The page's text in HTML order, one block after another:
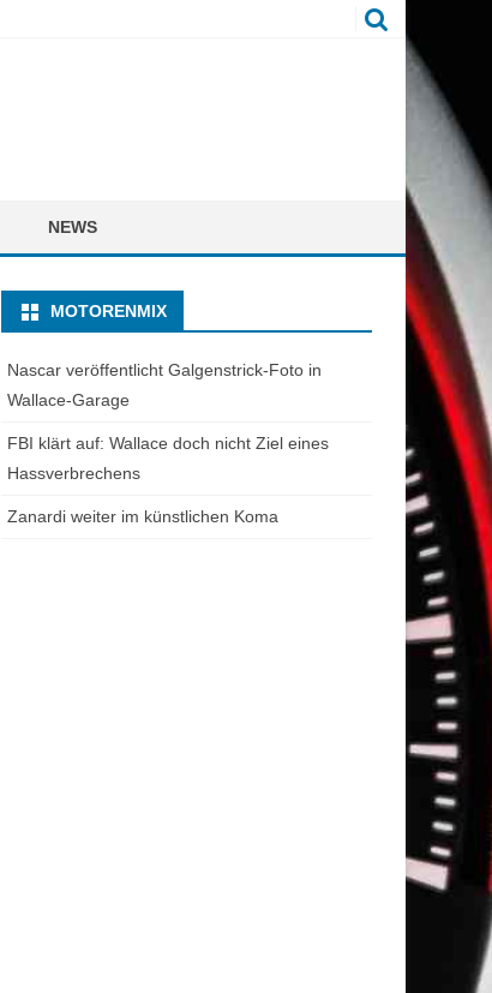
NEWS
MOTORENMIX
Nascar veröffentlicht Galgenstrick-Foto in
Wallace-Garage
FBI klärt auf: Wallace doch nicht Ziel eines
Hassverbrechens
Zanardi weiter im künstlichen Koma